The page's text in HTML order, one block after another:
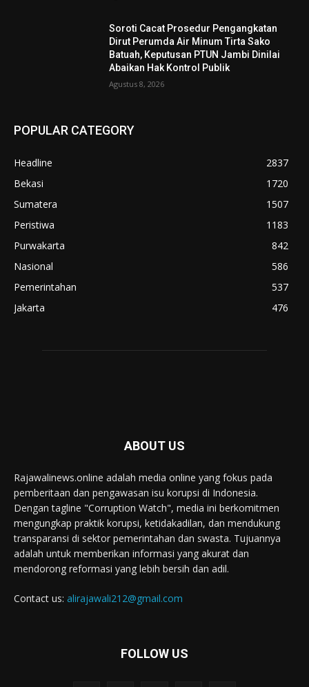
Soroti Cacat Prosedur Pengangkatan
Dirut Perumda Air Minum Tirta Sako
Batuah, Keputusan PTUN Jambi Dinilai
Abaikan Hak Kontrol Publik
Agustus 8, 2026
POPULAR CATEGORY
Headline
2837
Bekasi
1720
Sumatera
1507
Peristiwa
1183
Purwakarta
842
Nasional
586
Pemerintahan
537
Jakarta
476
ABOUT US
Rajawalinews.online adalah media online yang fokus pada
pemberitaan dan pengawasan isu korupsi di Indonesia.
Dengan tagline "Corruption Watch", media ini berkomitmen
mengungkap praktik korupsi, ketidakadilan, dan mendukung
transparansi di sektor pemerintahan dan swasta. Tujuannya
adalah untuk memberikan informasi yang akurat dan
mendorong reformasi yang lebih bersih dan adil.
Contact us: alirajawali212@gmail.com
FOLLOW US